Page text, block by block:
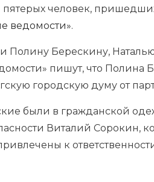
человек,
ведомости».
Берескину, Наталью
пишут, что Полина
городскую думу от
были в гражданской
Виталий Сорокин,
к